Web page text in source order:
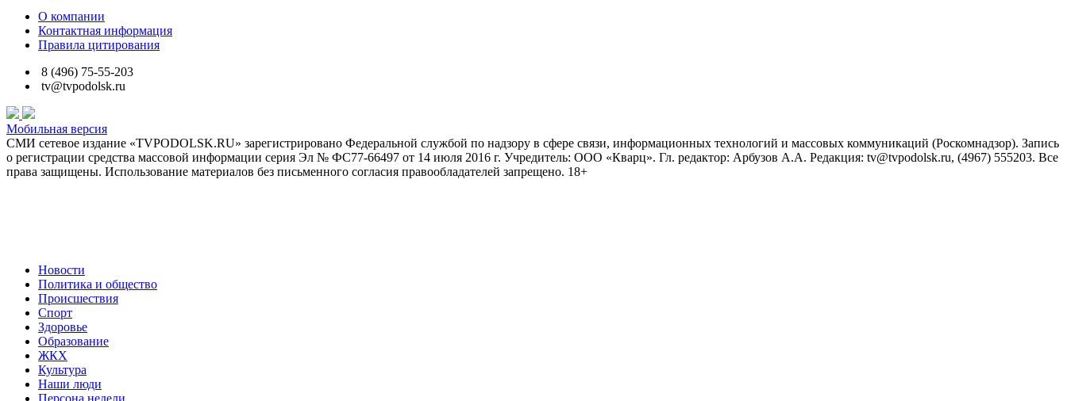
О компании
Контактная информация
Правила цитирования
8 (496) 75-55-203
tv@tvpodolsk.ru
Мобильная версия
СМИ сетевое издание «TVPODOLSK.RU» зарегистрировано Федеральной службой по надзору в сфере связи, информационных технологий и массовых коммуникаций (Роскомнадзор). Запись
о регистрации средства массовой информации серия Эл № ФС77-66497 от 14 июля 2016 г. Учредитель: ООО «Кварц». Гл. редактор: Арбузов А.А. Редакция: tv@tvpodolsk.ru, (4967) 555203. Все
права защищены. Использование материалов без письменного согласия правообладателей запрещено. 18+
Новости
Политика и общество
Происшествия
Спорт
Здоровье
Образование
ЖКХ
Культура
Наши люди
Персона недели